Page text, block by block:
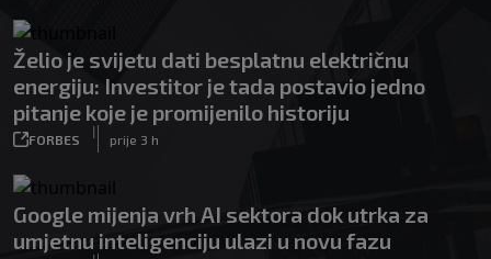
Želio je svijetu dati besplatnu električnu
energiju: Investitor je tada postavio jedno
pitanje koje je promijenilo historiju
FORBES
|
prije 3 h
Google mijenja vrh AI sektora dok utrka za
umjetnu inteligenciju ulazi u novu fazu